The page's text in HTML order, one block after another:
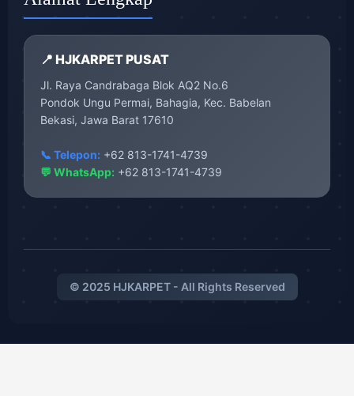
📍 HJKARPET PUSAT
Jl. Raya Candrabaga Blok AQ2 No.6
Pondok Ungu Permai, Bahagia, Kec. Babelan
Bekasi, Jawa Barat 17610
📞 Telepon: +62 813-1741-4739
💬 WhatsApp: +62 813-1741-4739
© 2025 HJKARPET - All Rights Reserved